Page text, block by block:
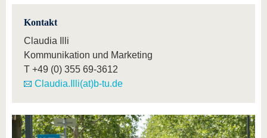
Kontakt
Claudia Illi
Kommunikation und Marketing
T +49 (0) 355 69-3612
Claudia.Illi(at)b-tu.de